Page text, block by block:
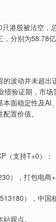
股被沽空，
分别为58.78
动并未超出
验证期，市
面稳定性及
置价值。
支持T+0）：
，打包电商+
），中国
观点。